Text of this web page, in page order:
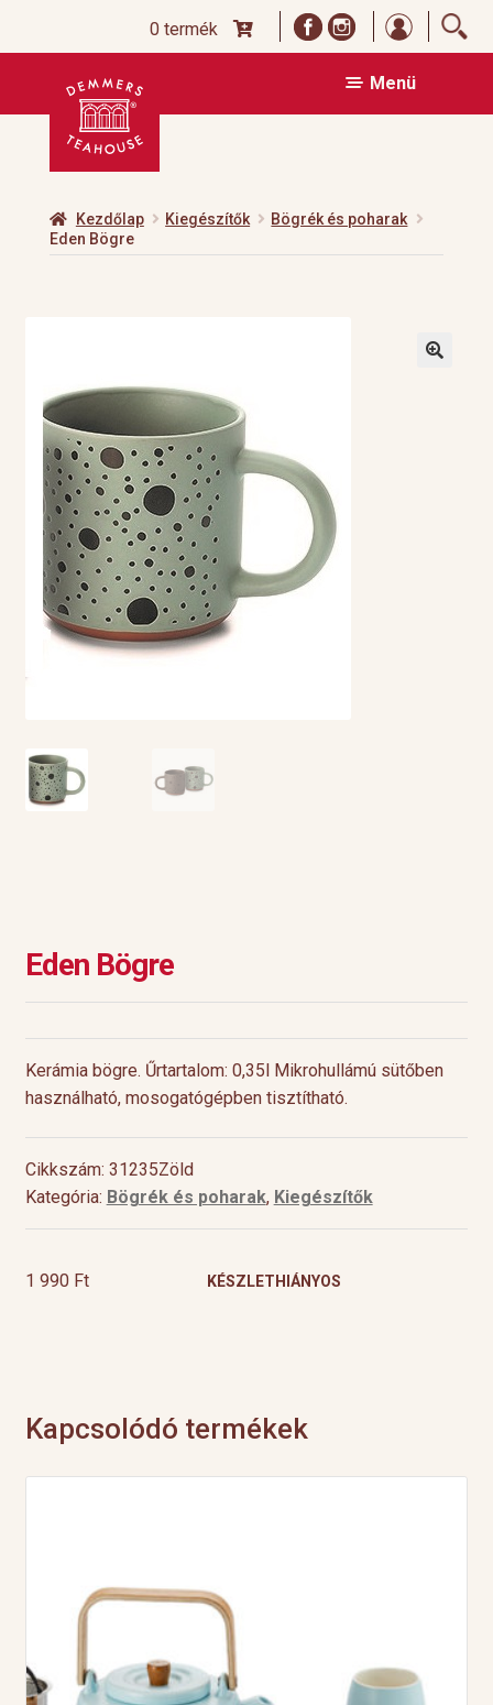
0 termék
Ugrás
navigációhoz
Kilépés
tartalomba
Menü
Kezdőlap Kiegészítők
Bögrék és poharak
Eden Bögre
Eden Bögre
Kerámia bögre. Űrtartalom: 0,35l Mikrohullámú sütőben
használható, mosogatógépben tisztítható.
Cikkszám: 31235Zöld
Kategória: Bögrék és poharak, Kiegészítők
1 990 Ft KÉSZLETHIÁNYOS
Kapcsolódó termékek